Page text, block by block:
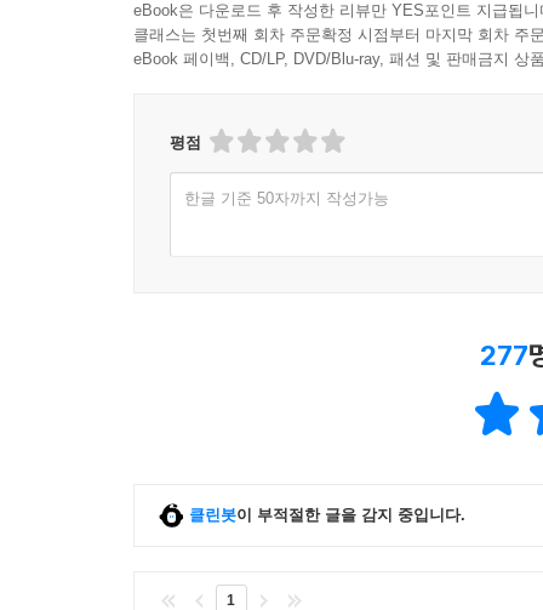
eBook은 다운로드 후 작성한 리뷰만 YES포인트 지급됩니
클래스는 첫번째 회차 주문확정 시점부터 마지막 회차 주
eBook 페이백, CD/LP, DVD/Blu-ray, 패션 및 판매금지 상
평점
한글 기준 50자까지 작성가능
277
클린봇이 부적절한 글을 감지 중입니다.
1